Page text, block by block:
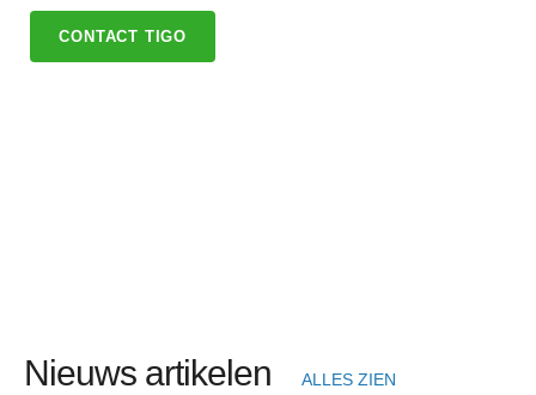
CONTACT TIGO
Nieuws artikelen ALLES ZIEN